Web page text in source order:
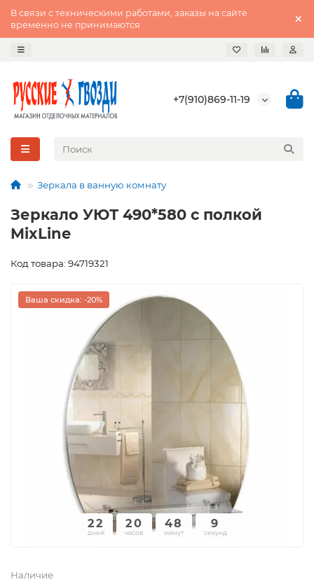
В связи с техническими работами, заказы на сайте
временно не принимаются
+7(910)869-11-19
Зеркала в ванную комнату
Зеркало УЮТ 490*580 с полкой
MixLine
Код товара: 94719321
Ваша скидка: -20%
22
дней
20
часов
48
минут
9
секунд
Наличие